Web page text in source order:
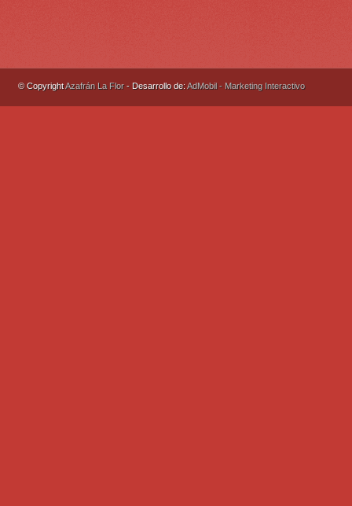
© CopyrightAzafrán La Flor- Desarrollo de:AdMobil - Marketing Interactivo